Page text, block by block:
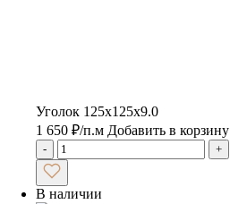
Уголок 125х125х9.0
1 650 ₽/п.м Добавить в корзину
- +
В наличии